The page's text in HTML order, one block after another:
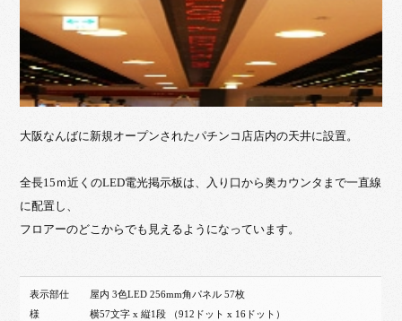
大阪なんばに新規オープンされたパチンコ店店内の天井に設置。
全長15ｍ近くのLED電光掲示板は、入り口から奥カウンタまで一直線
に配置し、
フロアーのどこからでも見えるようになっています。
表示部仕
様
屋内 3色LED 256mm角パネル 57枚
横57文字 x 縦1段 （912ドット x 16ドット）